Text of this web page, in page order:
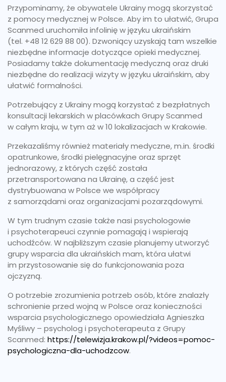
Przypominamy, że obywatele Ukrainy mogą skorzystać
z pomocy medycznej w Polsce. Aby im to ułatwić, Grupa
Scanmed uruchomiła infolinię w języku ukraińskim
(tel. +48 12 629 88 00). Dzwoniący uzyskają tam wszelkie
niezbędne informacje dotyczące opieki medycznej.
Posiadamy także dokumentację medyczną oraz druki
niezbędne do realizacji wizyty w języku ukraińskim, aby
ułatwić formalności.
Potrzebujący z Ukrainy mogą korzystać z bezpłatnych
konsultacji lekarskich w placówkach Grupy Scanmed
w całym kraju, w tym aż w 10 lokalizacjach w Krakowie.
Przekazaliśmy również materiały medyczne, m.in. środki
opatrunkowe, środki pielęgnacyjne oraz sprzęt
jednorazowy, z których część została
przetransportowana na Ukrainę, a część jest
dystrybuowana w Polsce we współpracy
z samorządami oraz organizacjami pozarządowymi.
W tym trudnym czasie także nasi psychologowie
i psychoterapeuci czynnie pomagają i wspierają
uchodźców. W najbliższym czasie planujemy utworzyć
grupy wsparcia dla ukraińskich mam, która ułatwi
im przystosowanie się do funkcjonowania poza
ojczyzną.
O potrzebie zrozumienia potrzeb osób, które znalazły
schronienie przed wojną w Polsce oraz konieczności
wsparcia psychologicznego opowiedziała Agnieszka
Myśliwy – psycholog i psychoterapeuta z Grupy
Scanmed: https://telewizja.krakow.pl/?videos=pomoc-
psychologiczna-dla-uchodzcow.